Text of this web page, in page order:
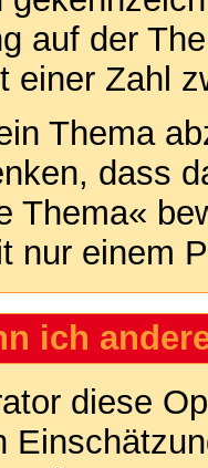
auf der
einer Zahl
Thema
dass
Thema«
nur einem
ich
diese